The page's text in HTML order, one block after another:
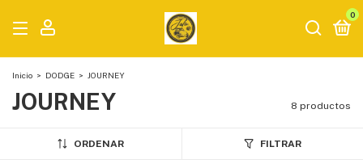
0
Inicio > DODGE > JOURNEY
JOURNEY 8 productos
ORDENAR FILTRAR